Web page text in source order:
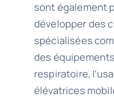
sont également
développer des
spécialisées
des
respiratoire,
élévatrices